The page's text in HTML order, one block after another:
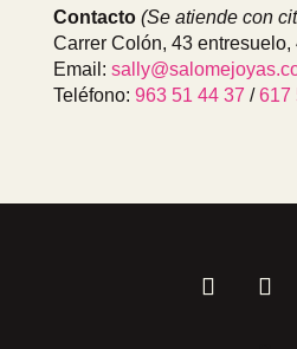
Contacto (Se atiende con
Carrer Colón, 43
Email:
Teléfono: 963 51 44 37 /617